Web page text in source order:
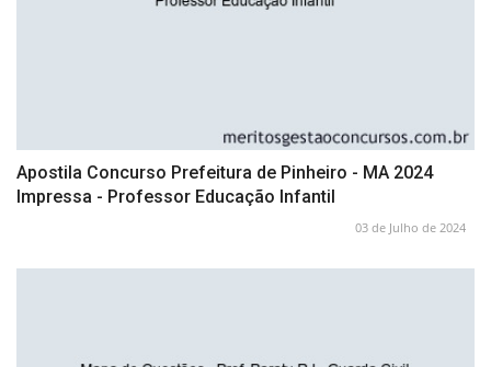
Apostila Concurso Prefeitura de Pinheiro - MA 2024
Impressa - Professor Educação Infantil
03 de Julho de 2024